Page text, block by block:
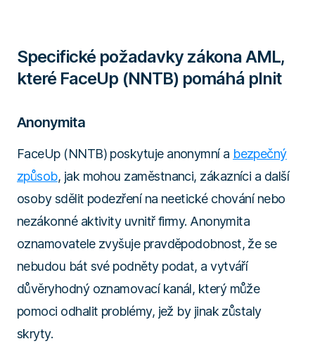
Specifické požadavky zákona AML,
které FaceUp (NNTB) pomáhá plnit
Anonymita
FaceUp (NNTB) poskytuje anonymní a bezpečný
způsob, jak mohou zaměstnanci, zákazníci a další
osoby sdělit podezření na neetické chování nebo
nezákonné aktivity uvnitř firmy. Anonymita
oznamovatele zvyšuje pravděpodobnost, že se
nebudou bát své podněty podat, a vytváří
důvěryhodný oznamovací kanál, který může
pomoci odhalit problémy, jež by jinak zůstaly
skryty.